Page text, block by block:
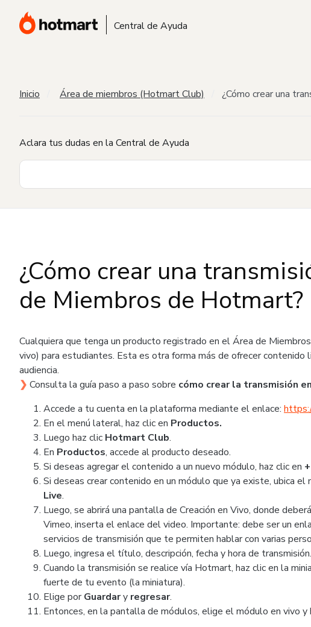
Central de Ayuda
Inicio Área de miembros (Hotmart Club) ¿Cómo crear una
Aclara tus dudas en la Central de Ayuda
¿Cómo crear una
de Miembros de Hotmart?
Cualquiera que tenga un producto registrado en el Área de
vivo) para estudiantes. Esta es otra forma más de ofrecer contenido
audiencia.
❯ Consulta la guía paso a paso sobre cómo crear la transmisión
Accede a tu cuenta en la plataforma mediante el enlace:
En el menú lateral, haz clic en Productos.
Luego haz clic Hotmart Club.
En Productos, accede al producto deseado.
Si deseas agregar el contenido a un nuevo módulo, haz clic en
Si deseas crear contenido en un módulo que ya existe, ubica el
Live.
Luego, se abrirá una pantalla de Creación en Vivo, donde
Vimeo, inserta el enlace del video. Importante: debe ser un
servicios de transmisión que te permiten hablar con varias
Luego, ingresa el título, descripción, fecha y hora de transmisión.
Cuando la transmisión se realice vía Hotmart, haz clic en la
fuerte de tu evento (la miniatura).
Elige porGuardary regresar.
Entonces, en la pantalla de módulos, elige el módulo en vivo y